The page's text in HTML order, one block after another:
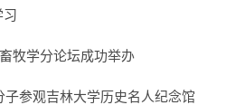
习
牧学分论坛成功举办
参观吉林大学历史名人纪念馆